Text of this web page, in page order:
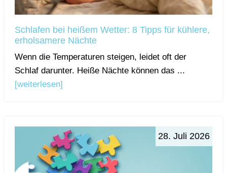
Schlafen bei heißem Wetter: 8 Tipps für kühlere,
erholsamere Nächte
Wenn die Temperaturen steigen, leidet oft der
Schlaf darunter. Heiße Nächte können das ...
[weiterlesen]
28. Juli 2026